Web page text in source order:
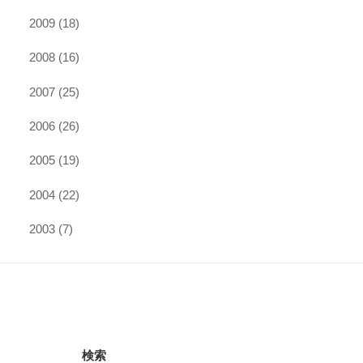
2009 (18)
2008 (16)
2007 (25)
2006 (26)
2005 (19)
2004 (22)
2003 (7)
検索